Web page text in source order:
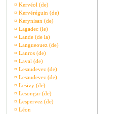
¤ Kervéol (de)
¤ Kervéréguin (de)
¤ Kerynisan (de)
¤ Lagadec (le)
¤ Lande (de la)
¤ Langueouez (de)
¤ Lanros (de)
¤ Laval (de)
¤ Lesaudevez (de)
¤ Lesaudevez (de)
¤ Lesivy (de)
¤ Lesongar (de)
¤ Lespervez (de)
¤ Léon